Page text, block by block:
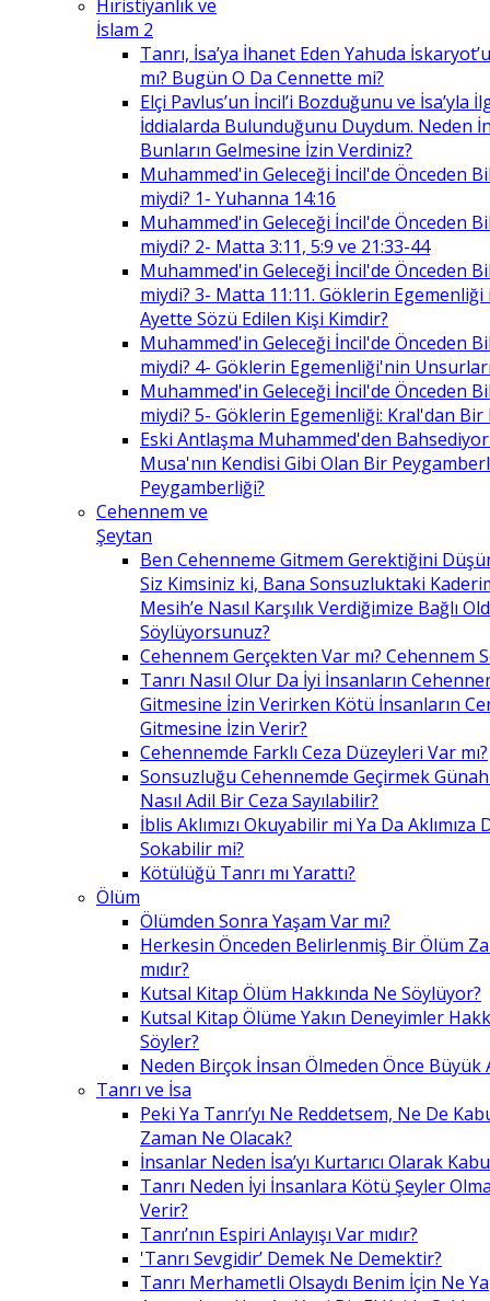
Hıristiyanlık ve
İslam 2
Tanrı, İsa’ya İhanet Eden Yahuda
mı? Bugün O Da Cennette mi?
Elçi Pavlus’un İncil’i Bozduğunu ve İsa’yla
İddialarda Bulunduğunu Duydum. Neden
Bunların Gelmesine İzin Verdiniz?
Muhammed'in Geleceği İncil'de Önceden
miydi? 1- Yuhanna 14:16
Muhammed'in Geleceği İncil'de Önceden
miydi? 2- Matta 3:11, 5:9 ve 21:33-44
Muhammed'in Geleceği İncil'de Önceden
miydi? 3- Matta 11:11. Göklerin
Ayette Sözü Edilen Kişi Kimdir?
Muhammed'in Geleceği İncil'de Önceden
miydi? 4- Göklerin Egemenliği'nin
Muhammed'in Geleceği İncil'de Önceden
miydi? 5- Göklerin Egemenliği: Kral'dan Bir
Eski Antlaşma Muhammed'den Bahsediyor
Musa'nın Kendisi Gibi Olan Bir
Peygamberliği?
Cehennem ve
Şeytan
Ben Cehenneme Gitmem Gerektiğini
Siz Kimsiniz ki, Bana Sonsuzluktaki
Mesih’e Nasıl Karşılık Verdiğimize Bağlı
Söylüyorsunuz?
Cehennem Gerçekten Var mı? Cehennem
Tanrı Nasıl Olur Da İyi İnsanların
Gitmesine İzin Verirken Kötü İnsanların
Gitmesine İzin Verir?
Cehennemde Farklı Ceza Düzeyleri Var mı?
Sonsuzluğu Cehennemde Geçirmek
Nasıl Adil Bir Ceza Sayılabilir?
İblis Aklımızı Okuyabilir mi Ya Da Aklımıza
Sokabilir mi?
Kötülüğü Tanrı mı Yarattı?
Ölüm
Ölümden Sonra Yaşam Var mı?
Herkesin Önceden Belirlenmiş Bir Ölüm
mıdır?
Kutsal Kitap Ölüm Hakkında Ne Söylüyor?
Kutsal Kitap Ölüme Yakın Deneyimler
Söyler?
Neden Birçok İnsan Ölmeden Önce Büyük
Tanrı ve İsa
Peki Ya Tanrı’yı Ne Reddetsem, Ne De
Zaman Ne Olacak?
İnsanlar Neden İsa’yı Kurtarıcı Olarak
Tanrı Neden İyi İnsanlara Kötü Şeyler
Verir?
Tanrı’nın Espiri Anlayışı Var mıdır?
'Tanrı Sevgidir’ Demek Ne Demektir?
Tanrı Merhametli Olsaydı Benim İçin Ne